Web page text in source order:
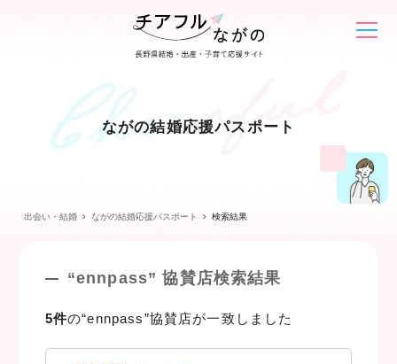
ながの結婚応援パスポート
出会い・結婚 ながの結婚応援パスポート 検索結果
“ennpass” 協賛店検索結果
5件の“ennpass”協賛店が一致しました